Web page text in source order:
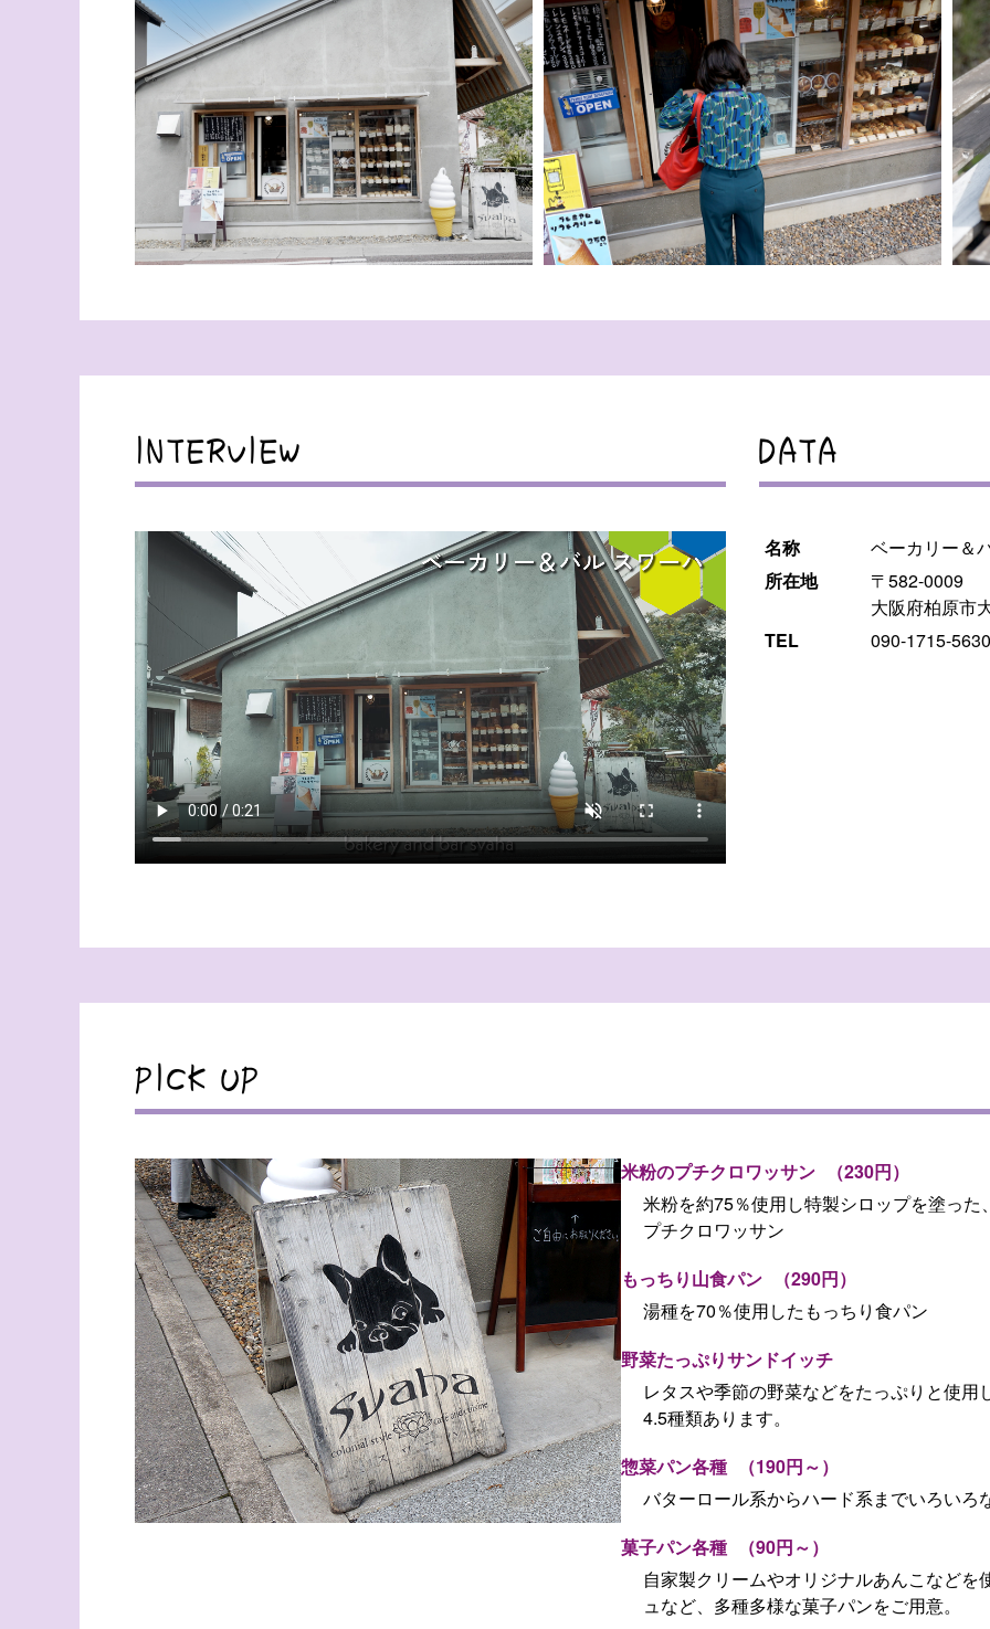
INTERVIEW DATA
名称
ベーカリー＆
所在地
〒582-0009
大阪府柏原市
TEL
090-1715-5630
PICK UP
米粉のプチクロワッサン
（230円）
米粉を約75％使用し特製シロップを塗っ
プチクロワッサン
もっちり山食パン
（290円）
湯種を70％使用したもっちり食パン
野菜たっぷりサンドイッチ
レタスや季節の野菜などをたっぷりと使
4.5種類あります。
惣菜パン各種
（190円～）
バターロール系からハード系までいろいろ
菓子パン各種
（90円～）
自家製クリームやオリジナルあんこなど
ュなど、多種多様な菓子パンをご用意。